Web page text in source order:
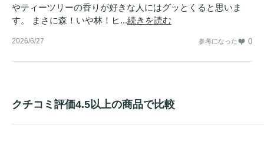
やティーツリーの香りが好きな人にはグッとくると思いま
す。 まさに森！いや林！ヒ...続きを読む
2026/6/27 参考になった 0
クチコミ評価4.5以上の商品で比較